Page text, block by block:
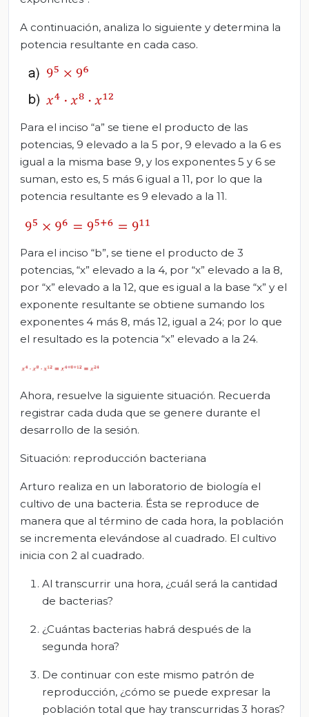
A continuación, analiza lo siguiente y determina la
potencia resultante en cada caso.
Para el inciso “a” se tiene el producto de las
potencias, 9 elevado a la 5 por, 9 elevado a la 6 es
igual a la misma base 9, y los exponentes 5 y 6 se
suman, esto es, 5 más 6 igual a 11, por lo que la
potencia resultante es 9 elevado a la 11.
Para el inciso “b”, se tiene el producto de 3
potencias, “x” elevado a la 4, por “x” elevado a la 8,
por “x” elevado a la 12, que es igual a la base “x” y el
exponente resultante se obtiene sumando los
exponentes 4 más 8, más 12, igual a 24; por lo que
el resultado es la potencia “x” elevado a la 24.
Ahora, resuelve la siguiente situación. Recuerda
registrar cada duda que se genere durante el
desarrollo de la sesión.
Situación: reproducción bacteriana
Arturo realiza en un laboratorio de biología el
cultivo de una bacteria. Ésta se reproduce de
manera que al término de cada hora, la población
se incrementa elevándose al cuadrado. El cultivo
inicia con 2 al cuadrado.
Al transcurrir una hora, ¿cuál será la cantidad
de bacterias?
¿Cuántas bacterias habrá después de la
segunda hora?
De continuar con este mismo patrón de
reproducción, ¿cómo se puede expresar la
población total que hay transcurridas 3 horas?